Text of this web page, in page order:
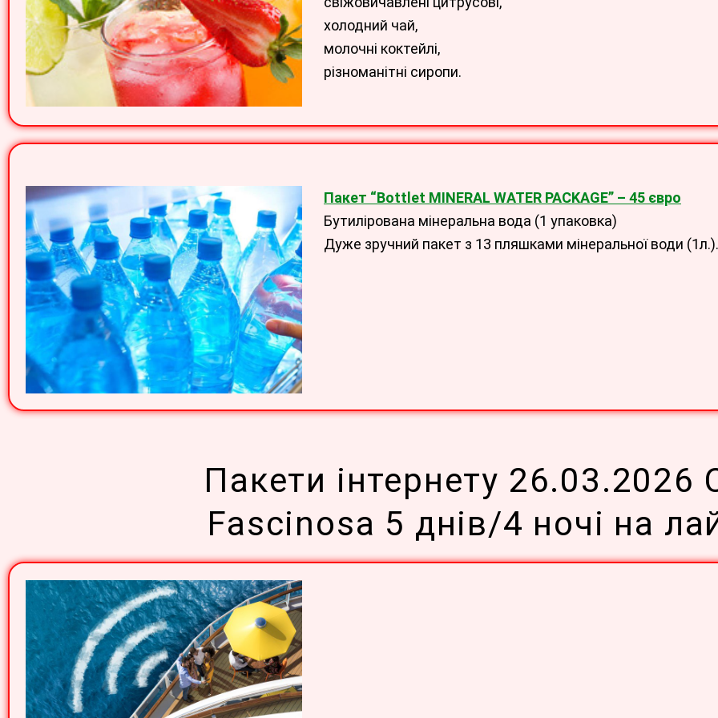
холодний чай,
молочні коктейлі,
різноманітні сиропи.
Пакет “Bottlet MINERAL WATER PACKAGE” – 45 євро
Бутилірована мінеральна вода (1 упаковка)
Дуже зручний пакет з 13 пляшками мінеральної води (1л.).
Пакети інтернету 26.03.2026
Fascinosa 5 днів/4 ночі на